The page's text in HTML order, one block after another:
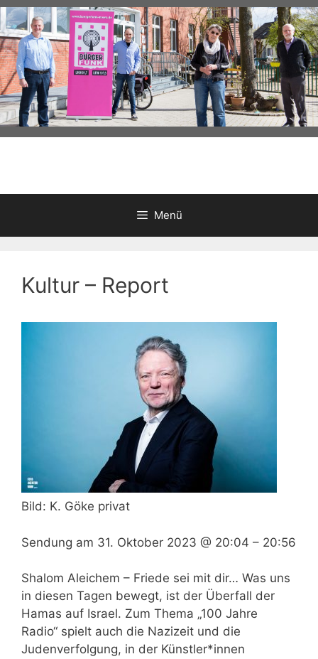
Zum
Inhalt
springen
Menü
Kultur – Report
Bild: K. Göke privat
Sendung am 31. Oktober 2023 @ 20:04 – 20:56
Shalom Aleichem – Friede sei mit dir… Was uns
in diesen Tagen bewegt, ist der Überfall der
Hamas auf Israel. Zum Thema „100 Jahre
Radio“ spielt auch die Nazizeit und die
Judenverfolgung, in der Künstler*innen